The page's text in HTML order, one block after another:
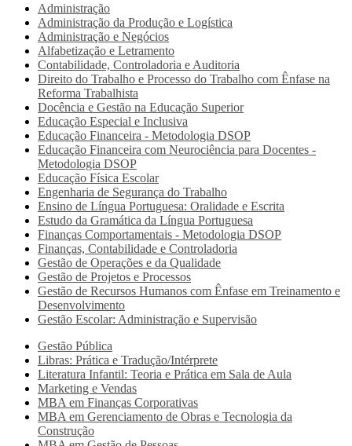
Administração
Administração da Produção e Logística
Administração e Negócios
Alfabetização e Letramento
Contabilidade, Controladoria e Auditoria
Direito do Trabalho e Processo do Trabalho com Ênfase na
Reforma Trabalhista
Docência e Gestão na Educação Superior
Educação Especial e Inclusiva
Educação Financeira - Metodologia DSOP
Educação Financeira com Neurociência para Docentes -
Metodologia DSOP
Educação Física Escolar
Engenharia de Segurança do Trabalho
Ensino de Língua Portuguesa: Oralidade e Escrita
Estudo da Gramática da Língua Portuguesa
Finanças Comportamentais - Metodologia DSOP
Finanças, Contabilidade e Controladoria
Gestão de Operações e da Qualidade
Gestão de Projetos e Processos
Gestão de Recursos Humanos com Ênfase em Treinamento e
Desenvolvimento
Gestão Escolar: Administração e Supervisão
Gestão Pública
Libras: Prática e Tradução/Intérprete
Literatura Infantil: Teoria e Prática em Sala de Aula
Marketing e Vendas
MBA em Finanças Corporativas
MBA em Gerenciamento de Obras e Tecnologia da
Construção